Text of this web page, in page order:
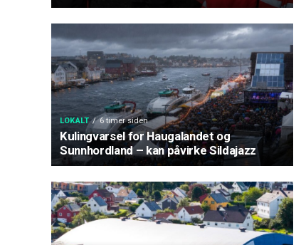
LOKALT 6 timer siden
Kulingvarsel for Haugalandet og
Sunnhordland – kan påvirke Sildajazz